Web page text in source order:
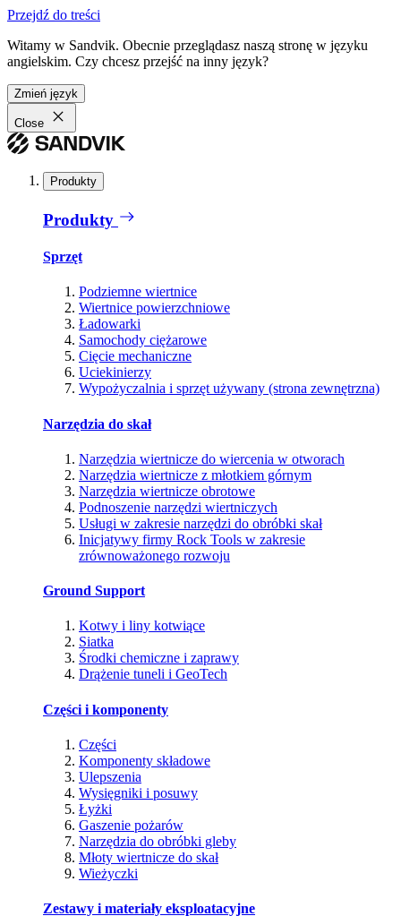
Przejdź do treści
Witamy w Sandvik. Obecnie przeglądasz naszą stronę w języku
angielskim. Czy chcesz przejść na inny język?
Zmień język
Close
Produkty
Produkty
Sprzęt
Podziemne wiertnice
Wiertnice powierzchniowe
Ładowarki
Samochody ciężarowe
Cięcie mechaniczne
Uciekinierzy
Wypożyczalnia i sprzęt używany (strona zewnętrzna)
Narzędzia do skał
Narzędzia wiertnicze do wiercenia w otworach
Narzędzia wiertnicze z młotkiem górnym
Narzędzia wiertnicze obrotowe
Podnoszenie narzędzi wiertniczych
Usługi w zakresie narzędzi do obróbki skał
Inicjatywy firmy Rock Tools w zakresie
zrównoważonego rozwoju
Ground Support
Kotwy i liny kotwiące
Siatka
Środki chemiczne i zaprawy
Drążenie tuneli i GeoTech
Części i komponenty
Części
Komponenty składowe
Ulepszenia
Wysięgniki i posuwy
Łyżki
Gaszenie pożarów
Narzędzia do obróbki gleby
Młoty wiertnicze do skał
Wieżyczki
Zestawy i materiały eksploatacyjne